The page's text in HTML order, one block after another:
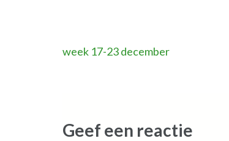
Bericht
week 17-23 december
Geef een reactie